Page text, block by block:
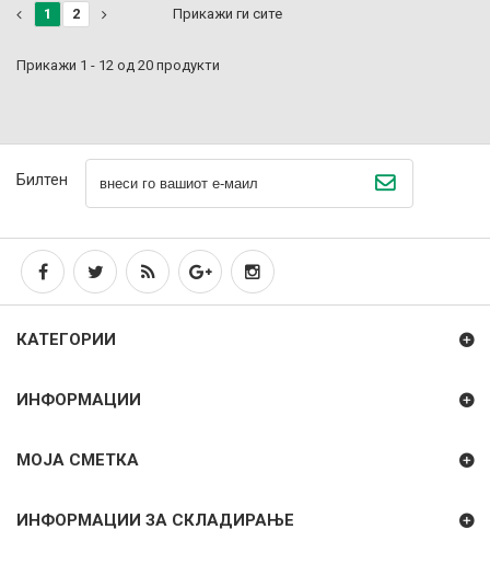
Прикажи ги сите
1 2
Прикажи 1 - 12 од 20 продукти
Билтен
КАТЕГОРИИ
ИНФОРМАЦИИ
МОЈА СМЕТКА
ИНФОРМАЦИИ ЗА СКЛАДИРАЊЕ